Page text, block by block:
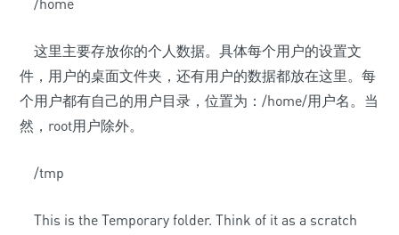
/home
这里主要存放你的个人数据。具体每个用户的设置文
件，用户的桌面文件夹，还有用户的数据都放在这里。每
个用户都有自己的用户目录，位置为：/home/用户名。当
然，root用户除外。
/tmp
This is the Temporary folder. Think of it as a scratch